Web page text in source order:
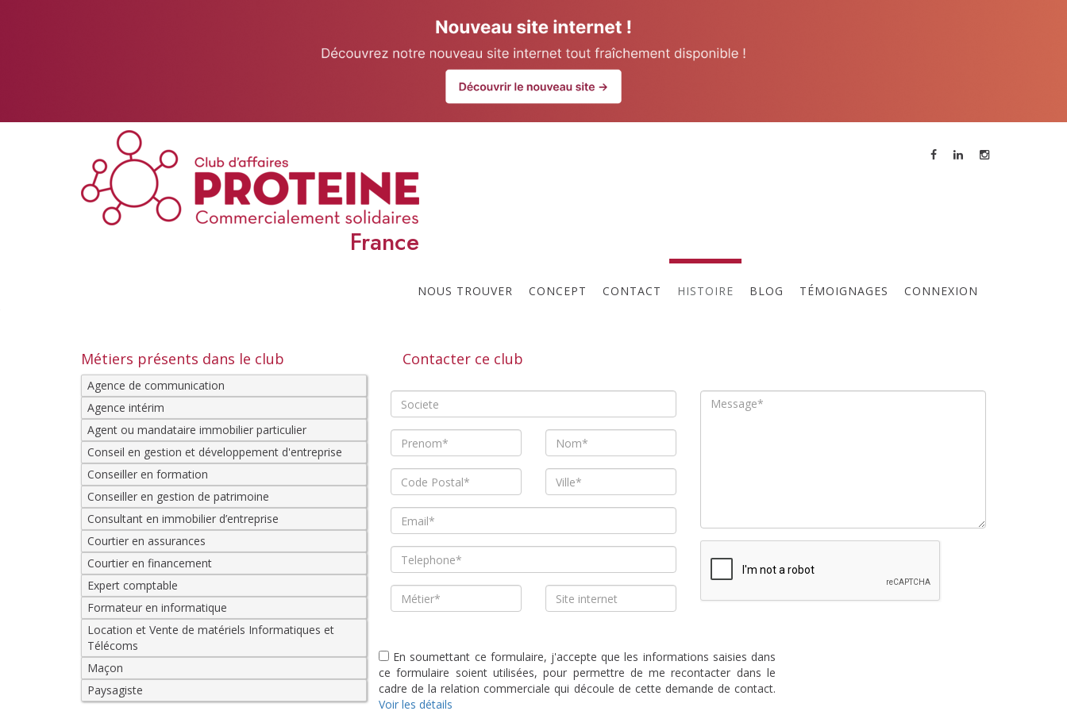
France
NOUS TROUVER CONCEPT CONTACT HISTOIRE BLOG TÉMOIGNAGES CONNEXION
Club de Saintes (Charente-Maritime) Prochaines réunions
Métiers présents dans le club
Agence de communication
Agence intérim
Agent ou mandataire immobilier particulier
Conseil en gestion et développement d'entreprise
Conseiller en formation
Conseiller en gestion de patrimoine
Consultant en immobilier d’entreprise
Courtier en assurances
Courtier en financement
Expert comptable
Formateur en informatique
Location et Vente de matériels Informatiques et
Télécoms
Maçon
Paysagiste
Contacter ce club
En soumettant ce formulaire, j'accepte que les informations saisies dans
ce formulaire soient utilisées, pour permettre de me recontacter dans le
cadre de la relation commerciale qui découle de cette demande de contact.
Voir les détails